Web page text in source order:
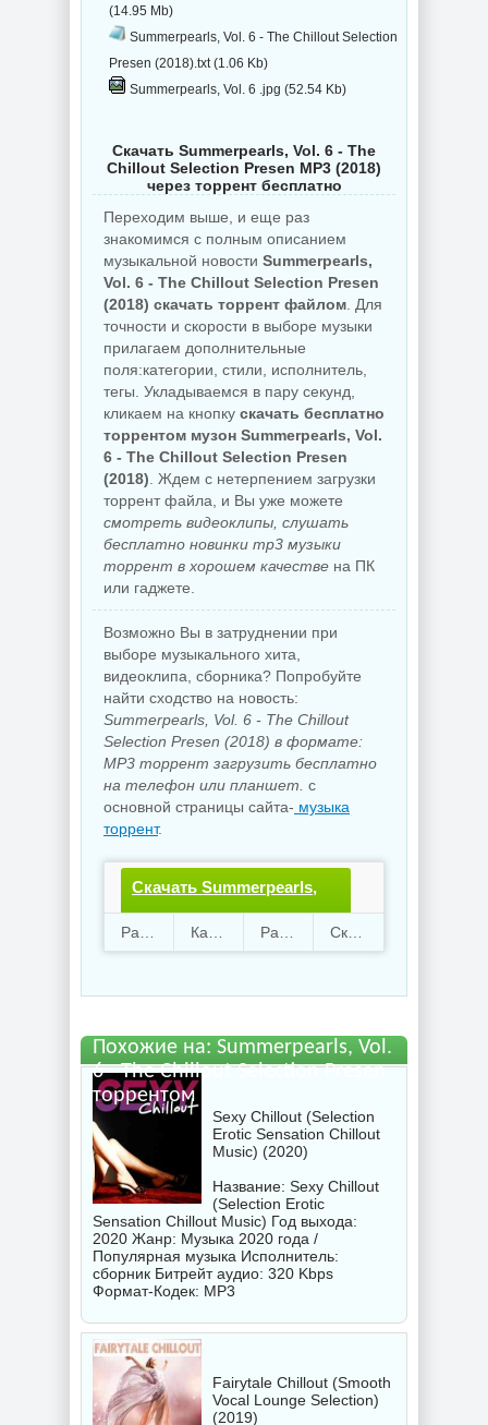
(14.95 Mb)
Summerpearls, Vol. 6 - The Chillout Selection
Presen (2018).txt (1.06 Kb)
Summerpearls, Vol. 6 .jpg (52.54 Kb)
Скачать Summerpearls, Vol. 6 - The
Chillout Selection Presen MP3 (2018)
через торрент бесплатно
Переходим выше, и еще раз
знакомимся с полным описанием
музыкальной новости Summerpearls,
Vol. 6 - The Chillout Selection Presen
(2018) скачать торрент файлом . Для
точности и скорости в выборе музыки
прилагаем дополнительные
поля:категории, стили, исполнитель,
тегы. Укладываемся в пару секунд,
кликаем на кнопку скачать бесплатно
торрентом музон Summerpearls, Vol.
6 - The Chillout Selection Presen
(2018) . Ждем с нетерпением загрузки
торрент файла, и Вы уже можете
смотреть видеоклипы, слушать
бесплатно новинки mp3 музыки
торрент в хорошем качестве на ПК
или гаджете.
Возможно Вы в затруднении при
выборе музыкального хита,
видеоклипа, сборника? Попробуйте
найти сходство на новость:
Summerpearls, Vol. 6 - The Chillout
Selection Presen (2018) в формате:
MP3 торрент загрузить бесплатно
на телефон или планшет. с
основной страницы сайта- музыка
торрент.
Скачать Summerpearls,
Vol. 6 - The Chillout
файл бесплатно
38 77 261.24 Mb
Похожие на: Summerpearls, Vol.
6 - The Chillout Selection Presen
торрентом
Sexy Chillout (Selection
Erotic Sensation Chillout
Music) (2020)
Название: Sexy Chillout
(Selection Erotic
Sensation Chillout Music) Год выхода:
2020 Жанр: Музыка 2020 года /
Популярная музыка Исполнитель:
сборник Битрейт аудио: 320 Kbps
Формат-Кодек: MP3
Fairytale Chillout (Smooth
Vocal Lounge Selection)
(2019)